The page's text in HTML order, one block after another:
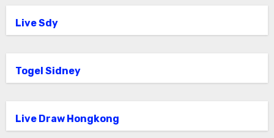
Live Sdy
Togel Sidney
Live Draw Hongkong